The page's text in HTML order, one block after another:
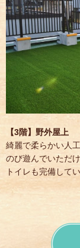
【3階】野外屋上
綺麗で柔らかい人
のび遊んでいただけ
トイレも完備してい